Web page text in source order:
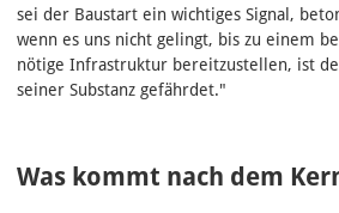
sei der Baustart ein wichtiges Signal,
wenn es uns nicht gelingt, bis zu einem
nötige Infrastruktur bereitzustellen, ist
seiner Substanz gefährdet."
Was kommt nach dem